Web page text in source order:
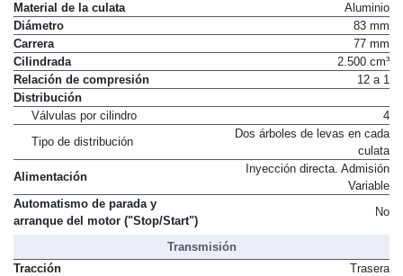
Material de la culata
Aluminio
Diámetro
83 mm
Carrera
77 mm
Cilindrada
2.500 cm³
Relación de compresión
12 a 1
Distribución
Válvulas por cilindro
4
Tipo de distribución
Dos árboles de levas en cada
culata
Alimentación
Inyección directa. Admisión
Variable
Automatismo de parada y
arranque del motor ("Stop/Start")
No
Transmisión
Tracción
Trasera